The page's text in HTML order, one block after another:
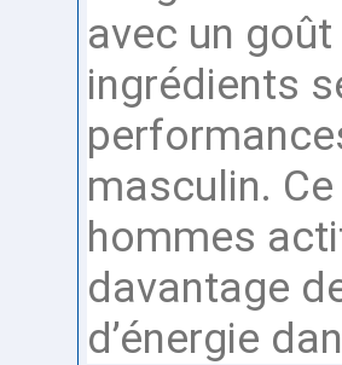
avec un
ingrédients
masculin.
hommes
davantage
d’énergie